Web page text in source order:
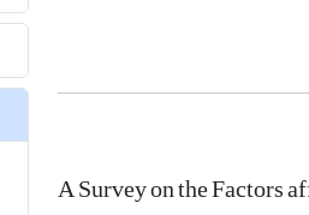
A Survey on the Factors